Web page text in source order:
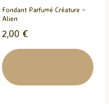
Fondant Parfumé Créature –
Alien
2,00 €